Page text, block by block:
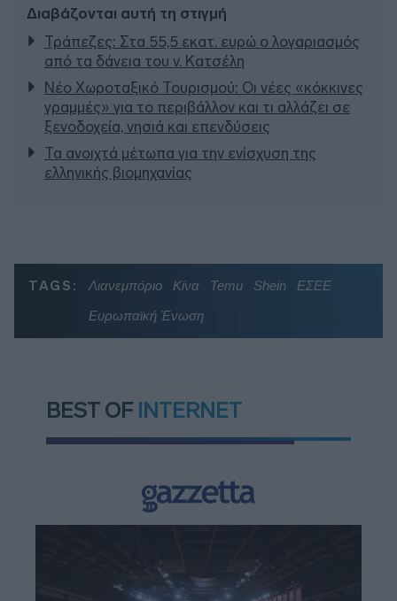
Διαβάζονται αυτή τη στιγμή
Τράπεζες: Στα 55,5 εκατ. ευρώ ο λογαριασμός
από τα δάνεια του ν. Κατσέλη
Νέο Χωροταξικό Τουρισμού: Οι νέες «κόκκινες
γραμμές» για το περιβάλλον και τι αλλάζει σε
ξενοδοχεία, νησιά και επενδύσεις
Τα ανοιχτά μέτωπα για την ενίσχυση της
ελληνικής βιομηχανίας
TAGS: Λιανεμπόριο Κίνα Temu Shein
ΕΣΕΕ
Ευρωπαϊκή Ένωση
BEST OF INTERNET